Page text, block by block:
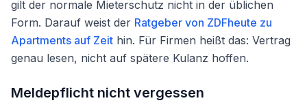
gilt der normale Mieterschutz nicht in der üblichen
Form. Darauf weist der Ratgeber von ZDFheute zu
Apartments auf Zeit hin. Für Firmen heißt das: Vertrag
genau lesen, nicht auf spätere Kulanz hoffen.
Meldepflicht nicht vergessen